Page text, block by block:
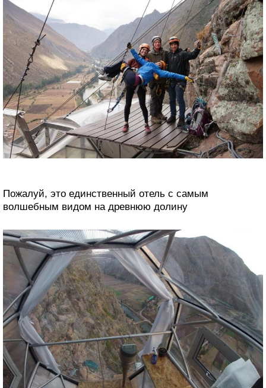
Пожалуй, это единственный отель с самым
волшебным видом на древнюю долину